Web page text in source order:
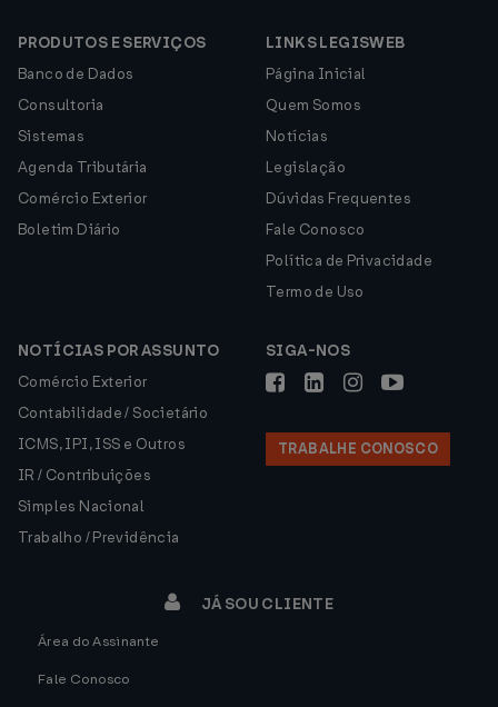
PRODUTOS E SERVIÇOS
Banco de Dados
Consultoria
Sistemas
Agenda Tributária
Comércio Exterior
Boletim Diário
LINKS LEGISWEB
Página Inicial
Quem Somos
Notícias
Legislação
Dúvidas Frequentes
Fale Conosco
Política de Privacidade
Termo de Uso
NOTÍCIAS POR ASSUNTO
Comércio Exterior
Contabilidade / Societário
ICMS, IPI, ISS e Outros
IR / Contribuições
Simples Nacional
Trabalho / Previdência
SIGA-NOS
TRABALHE CONOSCO
JÁ SOU CLIENTE
Área do Assinante
Fale Conosco